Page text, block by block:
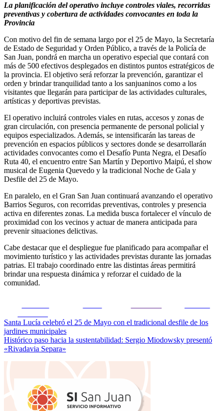
La planificación del operativo incluye controles viales, recorridas
preventivas y cobertura de actividades convocantes en toda la
Provincia
Con motivo del fin de semana largo por el 25 de Mayo, la Secretaría
de Estado de Seguridad y Orden Público, a través de la Policía de
San Juan, pondrá en marcha un operativo especial que contará con
más de 500 efectivos desplegados en distintos puntos estratégicos de
la provincia. El objetivo será reforzar la prevención, garantizar el
orden y brindar tranquilidad tanto a los sanjuaninos como a los
visitantes que llegarán para participar de las actividades culturales,
artísticas y deportivas previstas.
El operativo incluirá controles viales en rutas, accesos y zonas de
gran circulación, con presencia permanente de personal policial y
equipos especializados. Además, se intensificarán las tareas de
prevención en espacios públicos y sectores donde se desarrollarán
actividades convocantes como el Desafío Punta Negra, el Desafío
Ruta 40, el encuentro entre San Martín y Deportivo Maipú, el show
musical de Eugenia Quevedo y la tradicional Noche de Gala y
Desfile del 25 de Mayo.
En paralelo, en el Gran San Juan continuará avanzando el operativo
Barrios Seguros, con recorridas preventivas, controles y presencia
activa en diferentes zonas. La medida busca fortalecer el vínculo de
proximidad con los vecinos y actuar de manera anticipada para
prevenir situaciones delictivas.
Cabe destacar que el despliegue fue planificado para acompañar el
movimiento turístico y las actividades previstas durante las jornadas
patrias. El trabajo coordinado entre las distintas áreas permitirá
brindar una respuesta dinámica y reforzar el cuidado de la
comunidad.
Navegación
de
entradas
Santa Lucía celebró el 25 de Mayo con el tradicional desfile de los
jardines municipales
Histórico paso hacia la sustentabilidad: Sergio Miodowsky presentó
«Rivadavia Separa»